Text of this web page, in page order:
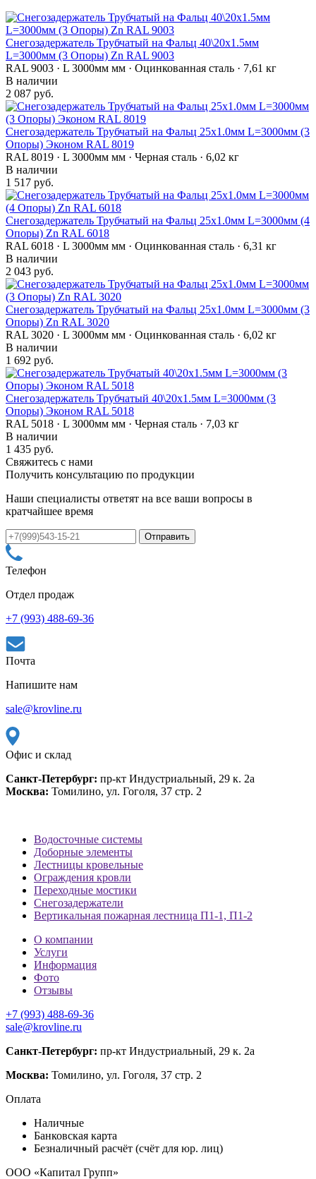
Снегозадержатель Трубчатый на Фальц 40\20х1.5мм
L=3000мм (3 Опоры) Zn RAL 9003
RAL 9003 · L 3000мм мм · Оцинкованная сталь · 7,61 кг
В наличии
2 087 руб.
Снегозадержатель Трубчатый на Фальц 25х1.0мм L=3000мм (3
Опоры) Эконом RAL 8019
RAL 8019 · L 3000мм мм · Черная сталь · 6,02 кг
В наличии
1 517 руб.
Снегозадержатель Трубчатый на Фальц 25х1.0мм L=3000мм (4
Опоры) Zn RAL 6018
RAL 6018 · L 3000мм мм · Оцинкованная сталь · 6,31 кг
В наличии
2 043 руб.
Снегозадержатель Трубчатый на Фальц 25х1.0мм L=3000мм (3
Опоры) Zn RAL 3020
RAL 3020 · L 3000мм мм · Оцинкованная сталь · 6,02 кг
В наличии
1 692 руб.
Снегозадержатель Трубчатый 40\20х1.5мм L=3000мм (3
Опоры) Эконом RAL 5018
RAL 5018 · L 3000мм мм · Черная сталь · 7,03 кг
В наличии
1 435 руб.
Свяжитесь с нами
Получить консультацию по продукции
Наши специалисты ответят на все ваши вопросы в
кратчайшее время
Телефон
Отдел продаж
+7 (993) 488-69-36
Почта
Напишите нам
sale@krovline.ru
Офис и склад
Санкт-Петербург: пр-кт Индустриальный, 29 к. 2а
Москва: Томилино, ул. Гоголя, 37 стр. 2
Водосточные системы
Доборные элементы
Лестницы кровельные
Ограждения кровли
Переходные мостики
Снегозадержатели
Вертикальная пожарная лестница П1-1, П1-2
О компании
Услуги
Информация
Фото
Отзывы
+7 (993) 488-69-36
sale@krovline.ru
Санкт-Петербург: пр-кт Индустриальный, 29 к. 2а
Москва: Томилино, ул. Гоголя, 37 стр. 2
Оплата
Наличные
Банковская карта
Безналичный расчёт (счёт для юр. лиц)
ООО «Капитал Групп»